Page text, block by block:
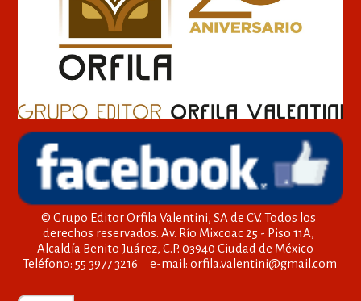
© Grupo Editor Orfila Valentini, SA de CV. Todos los
derechos reservados. Av. Río Mixcoac 25 - Piso 11A,
Alcaldía Benito Juárez, C.P. 03940 Ciudad de México
Teléfono: 55 3977 3216 e-mail: orfila.valentini@gmail.com